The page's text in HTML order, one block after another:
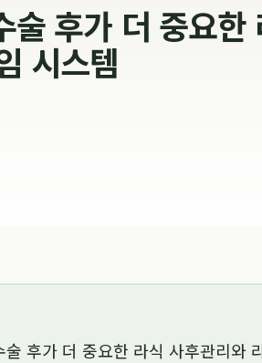
술 후가 더 중요한
시스템
후가 더 중요한 라식 사후관리와